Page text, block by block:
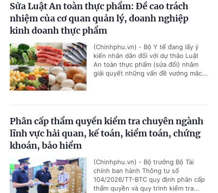
Sửa Luật An toàn thực phẩm: Đề cao trách
nhiệm của cơ quan quản lý, doanh nghiệp
kinh doanh thực phẩm
(Chinhphu.vn) - Bộ Y tế đang lấy ý
kiến nhân dân đối với dự thảo Luật
An toàn thực phẩm (sửa đổi) nhằm
giải quyết những vấn đề vướng mắc...
Phân cấp thẩm quyền kiểm tra chuyên ngành
lĩnh vực hải quan, kế toán, kiểm toán, chứng
khoán, bảo hiểm
(Chinhphu.vn) - Bộ trưởng Bộ Tài
chính ban hành Thông tư số
104/2026/TT-BTC quy định phân cấp
thẩm quyền và quy trình kiểm tra...